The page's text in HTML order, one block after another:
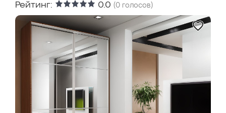
Рейтинг: 0.0 (0 голосов)